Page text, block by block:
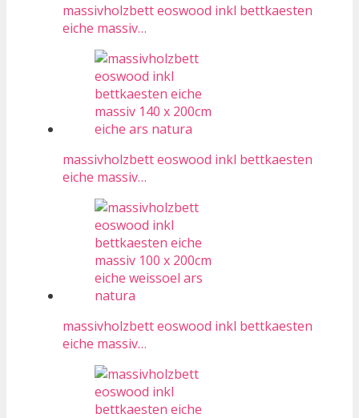
massivholzbett eoswood inkl bettkaesten
eiche massiv…
massivholzbett eoswood inkl bettkaesten
eiche massiv…
massivholzbett eoswood inkl bettkaesten
eiche massiv…